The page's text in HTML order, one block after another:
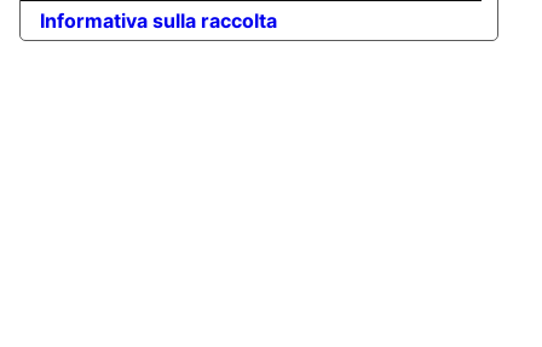
Informativa sulla raccolta